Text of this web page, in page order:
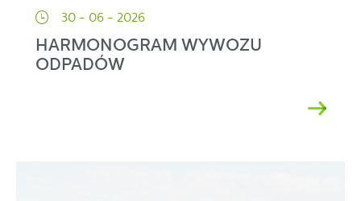
30 - 06 - 2026
HARMONOGRAM WYWOZU
ODPADÓW